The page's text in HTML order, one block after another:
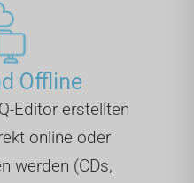
Offline
Editor erstellten
online oder
werden (CDs,